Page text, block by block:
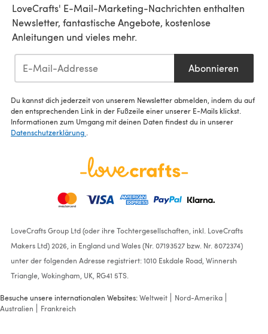
LoveCrafts' E-Mail-Marketing-Nachrichten enthalten
Newsletter, fantastische Angebote, kostenlose
Anleitungen und vieles mehr.
Abonnieren
Du kannst dich jederzeit von unserem Newsletter abmelden, indem du auf
den entsprechenden Link in der Fußzeile einer unserer E-Mails klickst.
Informationen zum Umgang mit deinen Daten findest du in unserer
Datenschutzerklärung
LoveCrafts Group Ltd (oder ihre Tochtergesellschaften, inkl. LoveCrafts
Makers Ltd) 2026, in England und Wales (Nr. 07193527 bzw. Nr. 8072374)
unter der folgenden Adresse registriert: 1010 Eskdale Road, Winnersh
Triangle, Wokingham, UK, RG41 5TS.
Besuche unsere internationalen Websites:Weltweit
Nord-Amerika
Australien
Frankreich